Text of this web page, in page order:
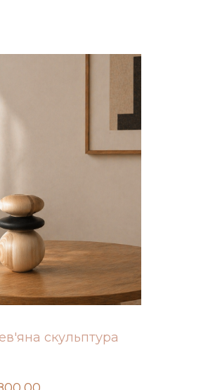
скульптура